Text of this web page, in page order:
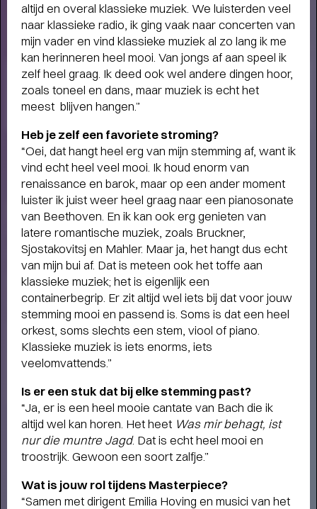
Terugblik
WAT EEN JAAR MET FUSE!- Terugblik
op Fuse als Artist in Residence
Short story
WAAROM MEMBER WORDEN?
member steun je ons én profiteer je van veel
altijd en overal klassieke muziek. We luisterden veel
naar klassieke radio, ik ging vaak naar concerten van
mijn vader en vind klassieke muziek al zo lang ik me
kan herinneren heel mooi. Van jongs af aan speel ik
zelf heel graag. Ik deed ook wel andere dingen hoor,
zoals toneel en dans, maar muziek is echt het
meest blijven hangen.”
Heb je zelf een favoriete stroming?
“Oei, dat hangt heel erg van mijn stemming af, want ik
vind echt heel veel mooi. Ik houd enorm van
renaissance en barok, maar op een ander moment
luister ik juist weer heel graag naar een pianosonate
van Beethoven. En ik kan ook erg genieten van
latere romantische muziek, zoals Bruckner,
Sjostakovitsj en Mahler. Maar ja, het hangt dus echt
van mijn bui af. Dat is meteen ook het toffe aan
klassieke muziek; het is eigenlijk een
containerbegrip. Er zit altijd wel iets bij dat voor jouw
stemming mooi en passend is. Soms is dat een heel
orkest, soms slechts een stem, viool of piano.
Klassieke muziek is iets enorms, iets
veelomvattends.”
Is er een stuk dat bij elke stemming past?
“Ja, er is een heel mooie cantate van Bach die ik
altijd wel kan horen. Het heet Was mir behagt, ist
nur die muntre Jagd. Dat is echt heel mooi en
troostrijk. Gewoon een soort zalfje.”
Wat is jouw rol tijdens Masterpiece?
“Samen met dirigent Emilia Hoving en musici van het